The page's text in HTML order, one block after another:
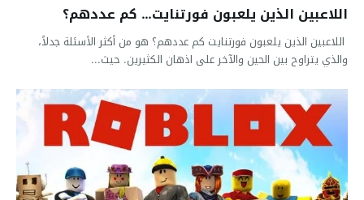
اللاعبين الذين يلعبون فورتنايت… كم عددهم؟
اللاعبين الذين يلعبون فورتنايت كم عددهم؟ هو من أكثر الأسئلة جدلاً،
والذي يتراوح بين الحين والآخر على اذهان الكثيرين. حيث...